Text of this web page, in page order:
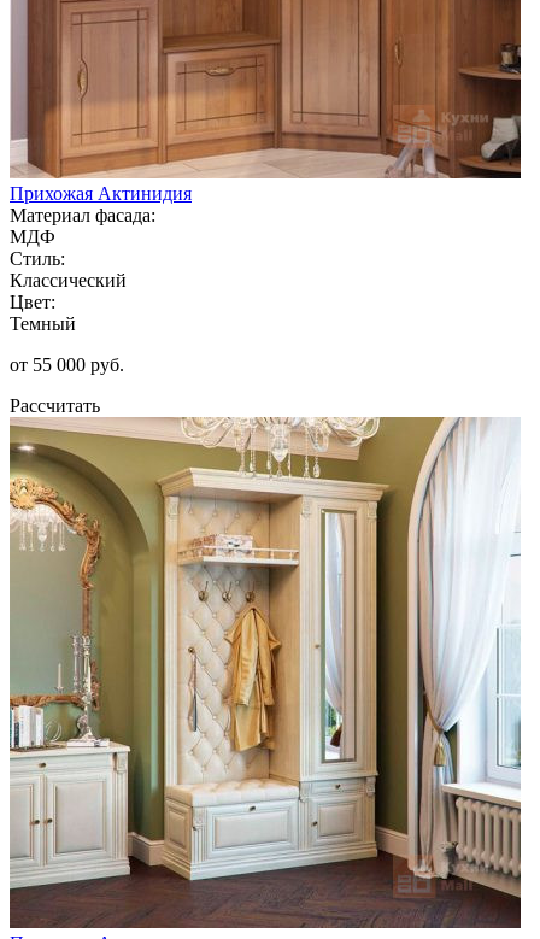
Прихожая Актинидия
Материал фасада:
МДФ
Стиль:
Классический
Цвет:
Темный
от 55 000 руб.
Рассчитать